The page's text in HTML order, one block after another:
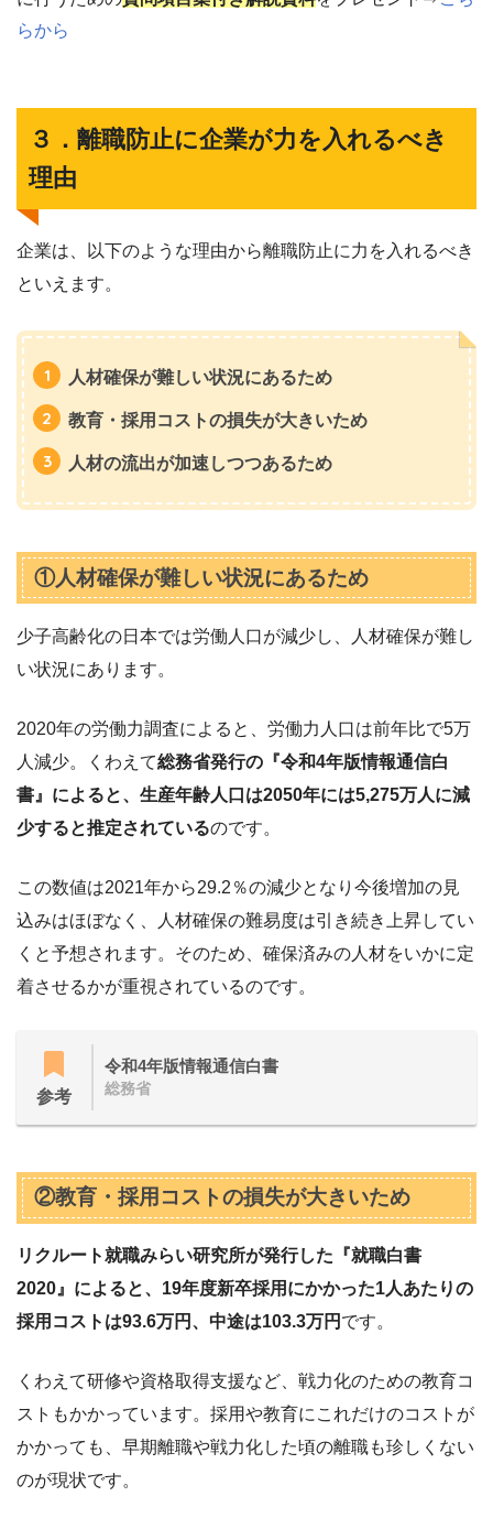
らから
３．離職防止に企業が力を入れるべき
理由
企業は、以下のような理由から離職防止に力を入れるべき
といえます。
人材確保が難しい状況にあるため
教育・採用コストの損失が大きいため
人材の流出が加速しつつあるため
①人材確保が難しい状況にあるため
少子高齢化の日本では労働人口が減少し、人材確保が難し
い状況にあります。
2020年の労働力調査によると、労働力人口は前年比で5万
人減少。くわえて総務省発行の『令和4年版情報通信白
書』によると、生産年齢人口は2050年には5,275万人に減
少すると推定されているのです。
この数値は2021年から29.2％の減少となり今後増加の見
込みはほぼなく、人材確保の難易度は引き続き上昇してい
くと予想されます。そのため、確保済みの人材をいかに定
着させるかが重視されているのです。
参考
令和4年版情報通信白書
総務省
②教育・採用コストの損失が大きいため
リクルート就職みらい研究所が発行した『就職白書
2020』によると、19年度新卒採用にかかった1人あたりの
採用コストは93.6万円、中途は103.3万円 です。
くわえて研修や資格取得支援など、戦力化のための教育コ
ストもかかっています。採用や教育にこれだけのコストが
かかっても、早期離職や戦力化した頃の離職も珍しくない
のが現状です。